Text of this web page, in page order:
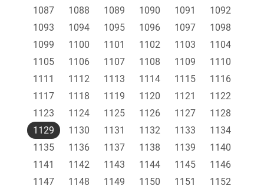
1087
1088 1089 1090 1091
1092
1093
1094 1095 1096 1097
1098
1099
1100 1101 1102 1103
1104
1105
1106 1107 1108 1109
1110
1111
1112 1113 1114 1115
1116
1117
1118 1119 1120 1121
1122
1123
1124 1125 1126 1127
1128
1129
1130 1131 1132 1133
1134
1135
1136 1137 1138 1139
1140
1141
1142 1143 1144 1145
1146
1147
1148 1149 1150 1151 1152